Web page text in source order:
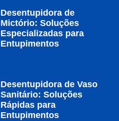
Desentupidora de
Mictório: Soluções
Especializadas para
Entupimentos
Desentupidora de Vaso
Sanitário: Soluções
Rápidas para
Entupimentos